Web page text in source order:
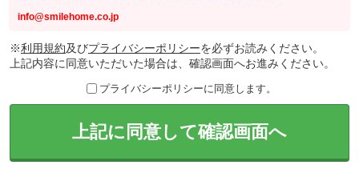
info@smilehome.co.jp
※利用規約及びプライバシーポリシーを必ずお読みください。
上記内容に同意いただいた場合は、確認画面へお進みください。
プライバシーポリシーに同意します。
上記に同意して確認画面へ